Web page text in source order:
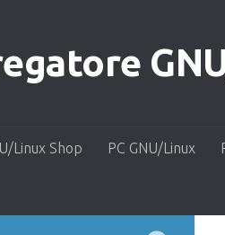
Linux Shop PC GNU/Linux